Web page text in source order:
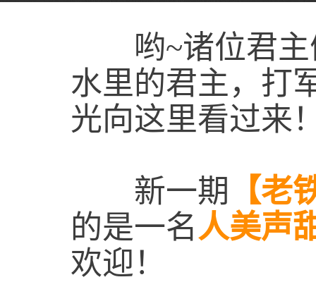
哟~诸位君主
水里的君主，打
光向这里看过来
新一期
【老
的是一名人美声
欢迎！